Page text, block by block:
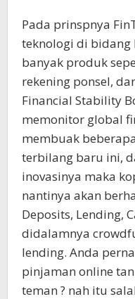
Pada prinspnya
teknologi di bidang
banyak produk
rekening ponsel,
Financial Stability
memonitor global
membuak
terbilang baru ini,
inovasinya maka
nantinya akan
Deposits, Lending,
didalamnya
lending. Anda
pinjaman online
teman ? nah itu